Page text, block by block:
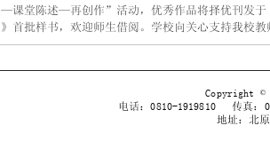
—课堂陈述—再创作”活动，优秀作品将择优刊发
》首批样书，欢迎师生借阅。学校向关心支持我校
Copyright ©
电话：0810-1919810 传真：
地址：北